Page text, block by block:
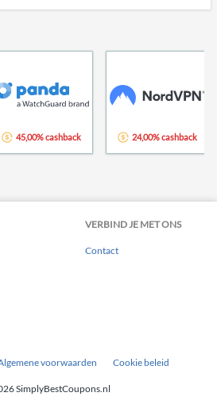
45,00% cashback 24,00% cashback
VERBIND JE MET ONS
Contact
voorwaarden Cookie beleid
SimplyBestCoupons.nl